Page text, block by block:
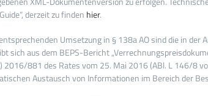
derzeit zu finden hier.
Umsetzung in § 138a AO sind die in der
sich aus dem BEPS-Bericht
881 des Rates vom 25. Mai 2016 (ABl. L 146/8
Austausch von Informationen im Bereich der